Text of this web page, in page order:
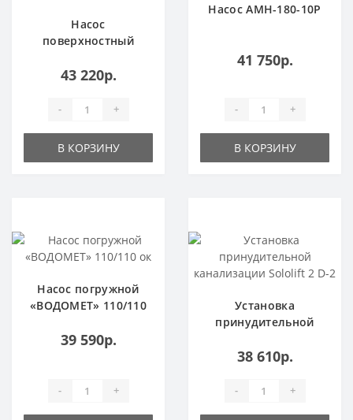
Насос
поверхностный
10P
43 220р.
- +
В КОРЗИНУ
Насос AMH-180-10P
41 750р.
- +
В КОРЗИНУ
Насос погружной
«ВОДОМЕТ» 110/110
39 590р.
- +
Установка
принудительной
2 D-2
38 610р.
- +